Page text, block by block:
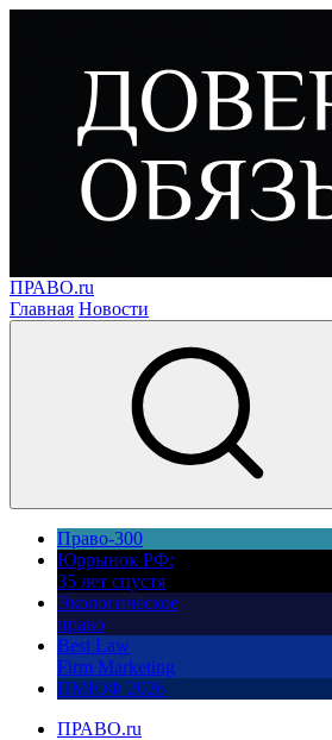
ПРАВО.ru
Главная Новости
Право-300
Юррынок РФ:
35 лет спустя
Экологическое
право
Best Law
Firm Marketing
ПМЮФ 2026
ПРАВО.ru